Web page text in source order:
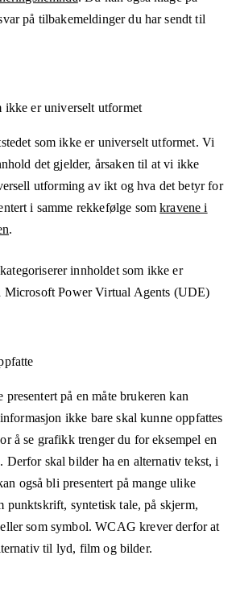
på tilbakemeldinger du har sendt til
ikke er universelt utformet
som ikke er universelt utformet. Vi
det gjelder, årsaken til at vi ikke
utforming av ikt og hva det betyr for
i samme rekkefølge somkravene i
.
kategoriserer innholdet som ikke er
Microsoft Power Virtual Agents (UDE)
på en måte brukeren kan
ikke bare skal kunne oppfattes
å se grafikk trenger du for eksempel en
Derfor skal bilder ha en alternativ tekst, i
også bli presentert på mange ulike
punktskrift, syntetisk tale, på skjerm,
som symbol. WCAG krever derfor at
til lyd, film og bilder.